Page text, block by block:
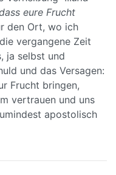
eure Frucht
den Ort, wo ich
vergangene Zeit
ja selbst und
und das Versagen:
Frucht bringen,
vertrauen und uns
apostolisch